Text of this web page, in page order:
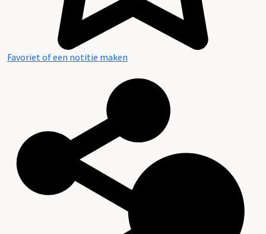
Beschrijving van de series en archiefbestanddelen
Favoriet of een notitie maken